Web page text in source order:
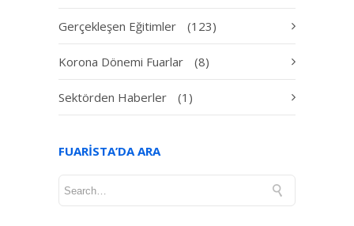
Gerçekleşen Eğitimler (123)
Korona Dönemi Fuarlar (8)
Sektörden Haberler (1)
FUARISTA’DA ARA